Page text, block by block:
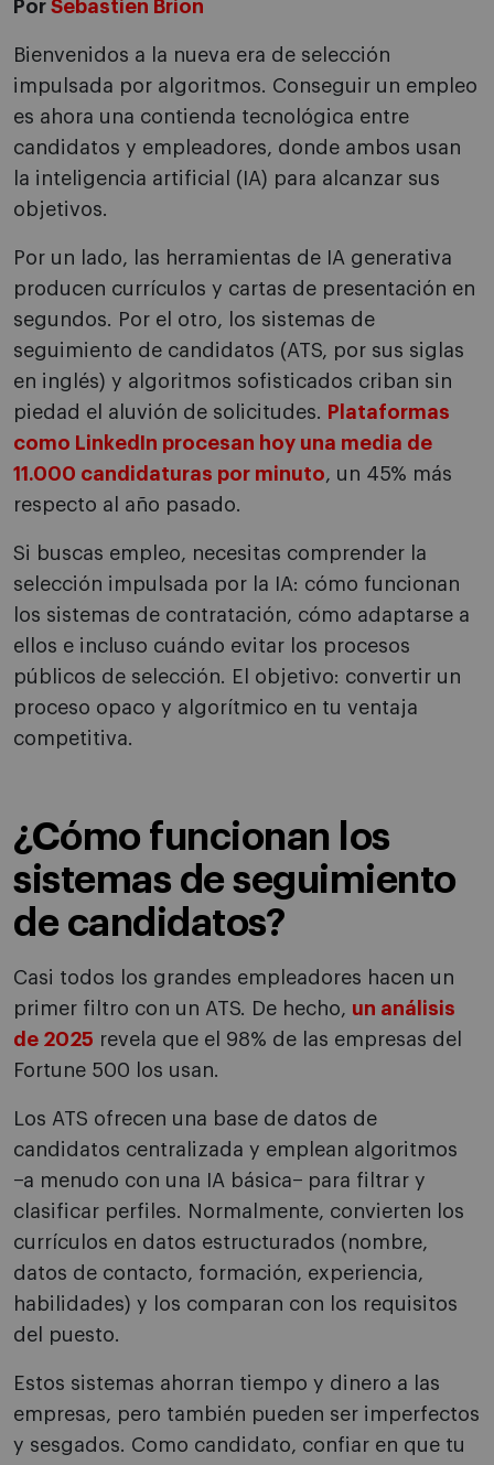
Por Sebastien Brion
Bienvenidos a la nueva era de selección
impulsada por algoritmos. Conseguir un empleo
es ahora una contienda tecnológica entre
candidatos y empleadores, donde ambos usan
la inteligencia artificial (IA) para alcanzar sus
objetivos.
Por un lado, las herramientas de IA generativa
producen currículos y cartas de presentación en
segundos. Por el otro, los sistemas de
seguimiento de candidatos (ATS, por sus siglas
en inglés) y algoritmos sofisticados criban sin
piedad el aluvión de solicitudes. Plataformas
como LinkedIn procesan hoy una media de
11.000 candidaturas por minuto, un 45% más
respecto al año pasado.
Si buscas empleo, necesitas comprender la
selección impulsada por la IA: cómo funcionan
los sistemas de contratación, cómo adaptarse a
ellos e incluso cuándo evitar los procesos
públicos de selección. El objetivo: convertir un
proceso opaco y algorítmico en tu ventaja
competitiva.
¿Cómo funcionan los
sistemas de seguimiento
de candidatos?
Casi todos los grandes empleadores hacen un
primer filtro con un ATS. De hecho, un análisis
de 2025 revela que el 98% de las empresas del
Fortune 500 los usan.
Los ATS ofrecen una base de datos de
candidatos centralizada y emplean algoritmos
−a menudo con una IA básica− para filtrar y
clasificar perfiles. Normalmente, convierten los
currículos en datos estructurados (nombre,
datos de contacto, formación, experiencia,
habilidades) y los comparan con los requisitos
del puesto.
Estos sistemas ahorran tiempo y dinero a las
empresas, pero también pueden ser imperfectos
y sesgados. Como candidato, confiar en que tu